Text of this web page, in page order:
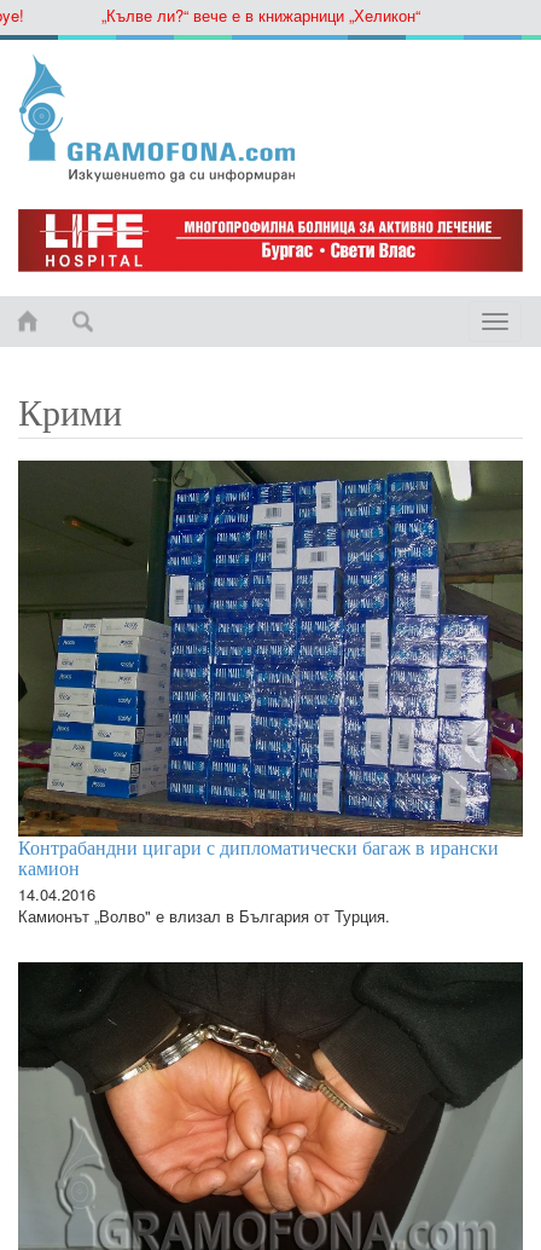
„Кълве ли?“ вече е в книжарници „Хеликон“
Toggle
Крими
Контрабандни цигари с дипломатически багаж в ирански
камион
14.04.2016
Камионът „Волво" е влизал в България от Турция.